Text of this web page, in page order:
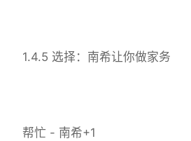
1.4.5 选择：南希让你做家务
帮忙 - 南希+1